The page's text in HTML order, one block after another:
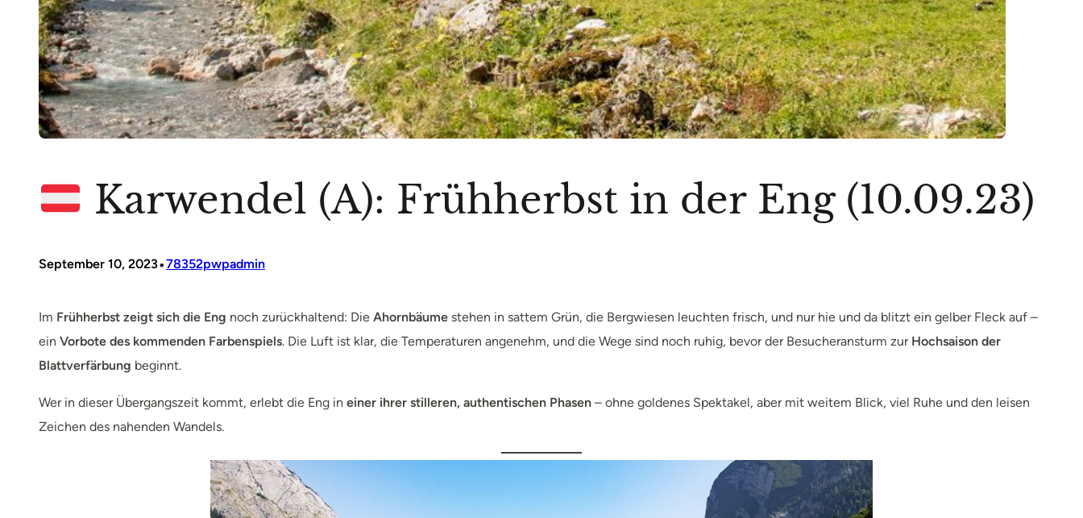
Karwendel (A): Frühherbst in der Eng (10.09.23)
September 10, 2023•78352pwpadmin
Im Frühherbst zeigt sich die Eng noch zurückhaltend: Die Ahornbäume stehen in sattem Grün, die Bergwiesen leuchten frisch, und nur hie und da blitzt ein gelber Fleck auf –
ein Vorbote des kommenden Farbenspiels. Die Luft ist klar, die Temperaturen angenehm, und die Wege sind noch ruhig, bevor der Besucheransturm zur Hochsaison der
Blattverfärbung beginnt.
Wer in dieser Übergangszeit kommt, erlebt die Eng in einer ihrer stilleren, authentischen Phasen – ohne goldenes Spektakel, aber mit weitem Blick, viel Ruhe und den leisen
Zeichen des nahenden Wandels.